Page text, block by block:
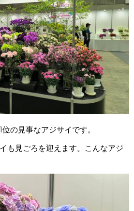
の見事なアジサイです。
も見ごろを迎えます。こんなアジ